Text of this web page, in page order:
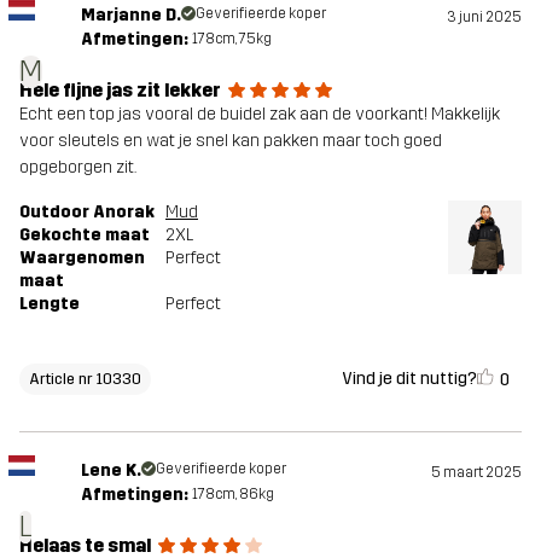
M
Marjanne D. Geverifieerde koper 3 juni 2025
Afmetingen: 178cm, 75kg
Hele fijne jas zit lekker
Echt een top jas vooral de buidel zak aan de voorkant! Makkelijk
voor sleutels en wat je snel kan pakken maar toch goed
opgeborgen zit.
Outdoor Anorak Mud
Gekochte maat
2XL
Waargenomen
maat
Perfect
Lengte Perfect
Article nr 10330 Vind je dit nuttig? 0
L
Lene K. Geverifieerde koper 5 maart 2025
Afmetingen: 178cm, 86kg
Helaas te smal